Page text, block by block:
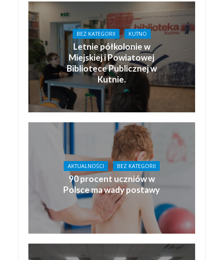
BEZ KATEGORII KUTNO
Letnie półkolonie w
Miejskiej i Powiatowej
Bibliotece Publicznej w
Kutnie.
AKTUALNOŚCI BEZ KATEGORII
90 procent uczniów w
Polsce ma wady postawy